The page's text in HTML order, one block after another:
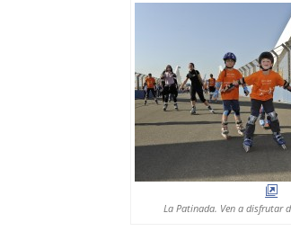
La Patinada. Ven a disfrutar